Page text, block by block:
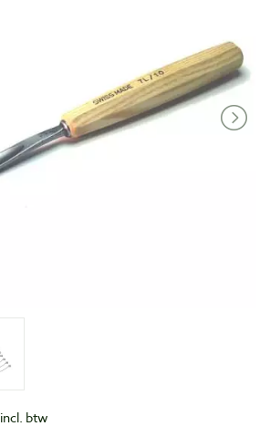
incl. btw